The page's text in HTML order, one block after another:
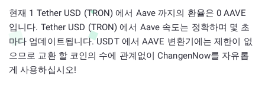
현재 1 Tether USD (TRON) 에서 Aave 까지의 환율은 0 AAVE
입니다. Tether USD (TRON) 에서 Aave 속도는 정확하며 몇 초
마다 업데이트됩니다. USDT 에서 AAVE 변환기에는 제한이 없
으므로 교환 할 코인의 수에 관계없이 ChangenNow를 자유롭
게 사용하십시오!